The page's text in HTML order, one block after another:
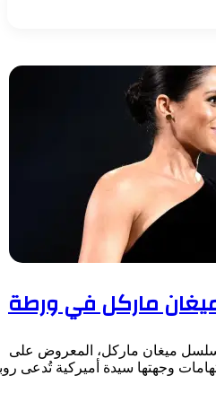
ماركل في ورطة
ميغان ماركل، المعروض على
وجهتها سيدة أميركية تُدعى روبن